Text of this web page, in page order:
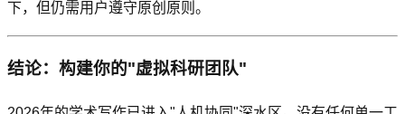
下，但仍需用户遵守原创原则。
结论：构建你的"虚拟科研团队"